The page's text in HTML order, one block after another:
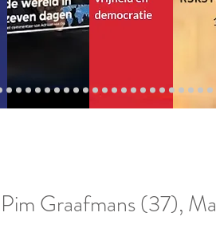
Pim Graafmans (37),